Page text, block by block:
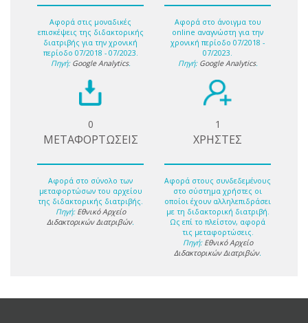
Αφορά στις μοναδικές
επισκέψεις της διδακτορικής
διατριβής για την χρονική
περίοδο 07/2018 - 07/2023.
Πηγή: Google Analytics.
Αφορά στο άνοιγμα του
online αναγνώστη για την
χρονική περίοδο 07/2018 -
07/2023.
Πηγή: Google Analytics.
0
ΜΕΤΑΦΟΡΤΩΣΕΙΣ
Αφορά στο σύνολο των
μεταφορτώσων του αρχείου
της διδακτορικής διατριβής.
Πηγή: Εθνικό Αρχείο
Διδακτορικών Διατριβών.
1
ΧΡΗΣΤΕΣ
Αφορά στους συνδεδεμένους
στο σύστημα χρήστες οι
οποίοι έχουν αλληλεπιδράσει
με τη διδακτορική διατριβή.
Ως επί το πλείστον, αφορά
τις μεταφορτώσεις.
Πηγή: Εθνικό Αρχείο
Διδακτορικών Διατριβών.